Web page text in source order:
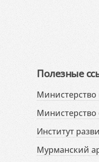
Полезные
Институт
Мурманский